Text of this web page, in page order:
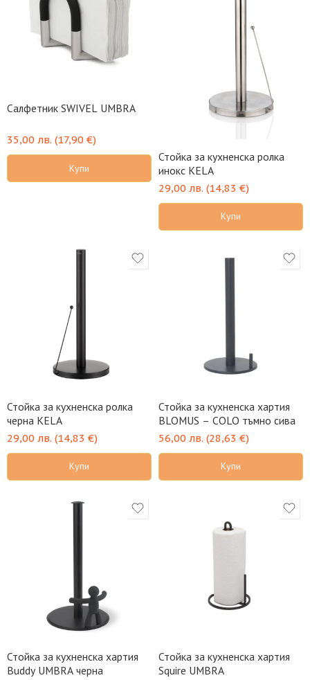
Салфетник SWIVEL UMBRA
35,00 лв. (17,90 €)
Купи
Стойка за кухненска ролка
инокс KELA
29,00 лв. (14,83 €)
Купи
Стойка за кухненска ролка
черна KELA
29,00 лв. (14,83 €)
Купи
Стойка за кухненска хартия
BLOMUS – COLO тъмно сива
56,00 лв. (28,63 €)
Купи
Стойка за кухненска хартия
Buddy UMBRA черна
Стойка за кухненска хартия
Squire UMBRA